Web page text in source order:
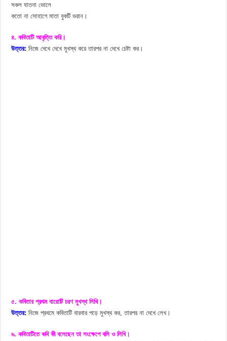
সকল যাতনা ভোলে
কতো না সোহাগে মাতা বুকটি ভরান।
৪. কবিতাটি আবৃত্তি করি।
উত্তর: নিজে দেখে দেখে মুখস্থ করে তারপর না দেখে চেষ্টা কর।
৫. কবিতার প্রথম বারোটি চরণ মুখস্থ লিখি।
উত্তর: নিজে প্রথমে কবিতাটি বারবার পড়ে মুখস্থ কর, তারপর না দেখে লেখ।
৬. কবিতাটিতে কবি কী বলেছেন তা সংক্ষেপে বলি ও লিখি।